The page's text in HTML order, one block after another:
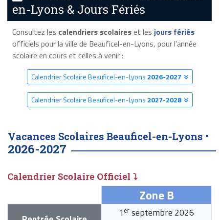
en-Lyons & Jours Fériés
Consultez les calendriers scolaireset les jours fériés
officiels pour la ville de Beauficel-en-Lyons, pour l'année
scolaire en cours et celles à venir :
Calendrier Scolaire Beauficel-en-Lyons 2026-2027
Calendrier Scolaire Beauficel-en-Lyons 2027-2028
Vacances Scolaires Beauficel-en-Lyons •
2026-2027
Calendrier Scolaire Officiel ⤵
Zone B
1 er septembre 2026